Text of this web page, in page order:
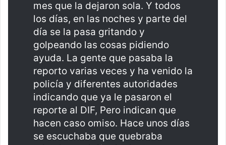
mes que la dejaron sola. Y todos
los días, en las noches y parte del
día se la pasa gritando y
golpeando las cosas pidiendo
ayuda. La gente que pasaba la
reporto varias veces y ha venido la
policía y diferentes autoridades
indicando que ya le pasaron el
reporte al DIF, Pero indican que
hacen caso omiso. Hace unos días
se escuchaba que quebraba